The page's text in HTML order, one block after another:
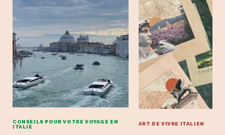
CONSEILS POUR VOTRE VOYAGE EN
ITALIE
ART DE VIVRE ITALIEN